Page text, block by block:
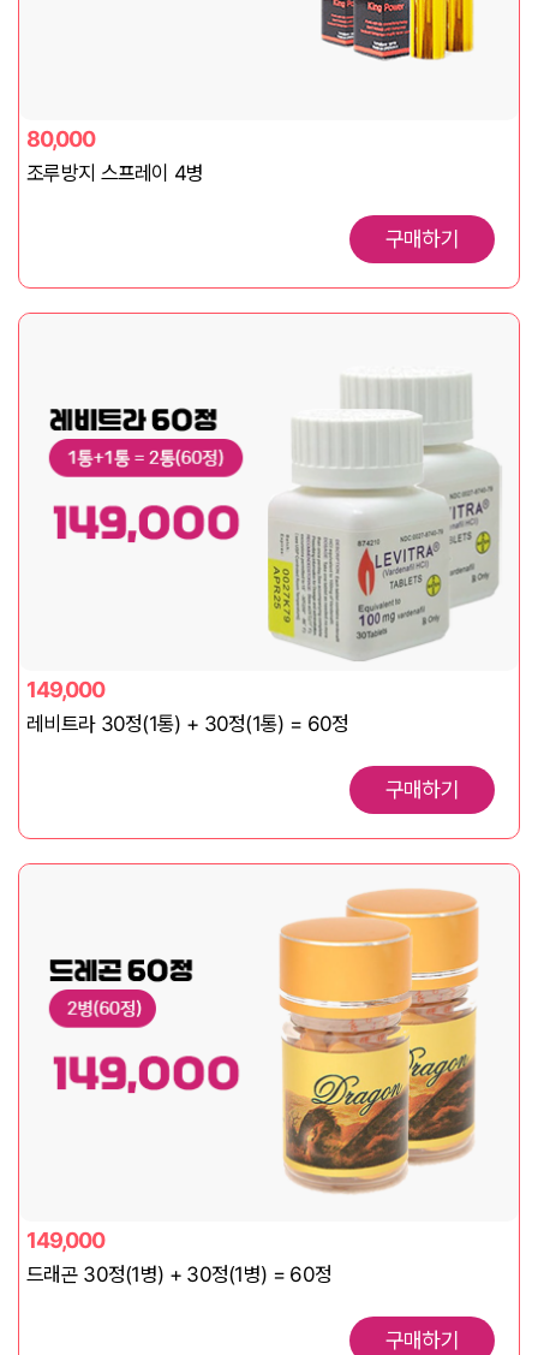
80,000
조루방지 스프레이 4병
구매하기
149,000
레비트라 30정(1통) + 30정(1통) = 60정
구매하기
149,000
드래곤 30정(1병) + 30정(1병) = 60정
구매하기